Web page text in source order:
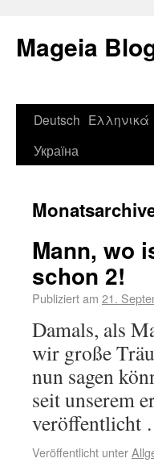
Mageia
Deutsch Ελληνικά
Україна
Mann, wo
schon 2!
Publiziert am 21.
Damals, als
wir große
nun sagen
seit unserem
veröffentlicht
Veröffentlicht unter